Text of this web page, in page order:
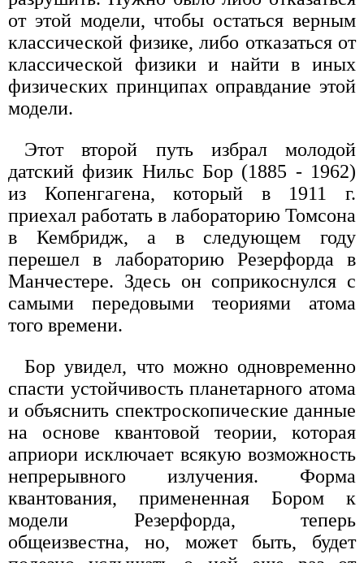
от этой модели, чтобы остаться верным
классической физике, либо отказаться от
классической физики и найти в иных
физических принципах оправдание этой
модели.
Этот второй путь избрал молодой
датский физик Нильс Бор (1885 - 1962)
из Копенгагена, который в 1911 г.
приехал работать в лабораторию Томсона
в Кембридж, а в следующем году
перешел в лабораторию Резерфорда в
Манчестере. Здесь он соприкоснулся с
самыми передовыми теориями атома
того времени.
Бор увидел, что можно одновременно
спасти устойчивость планетарного атома
и объяснить спектроскопические данные
на основе квантовой теории, которая
априори исключает всякую возможность
непрерывного излучения. Форма
квантования, примененная Бором к
модели Резерфорда, теперь
общеизвестна, но, может быть, будет